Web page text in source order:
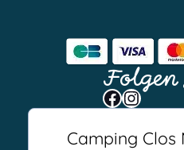
Folgen
Facebook Instagram
Camping Clos